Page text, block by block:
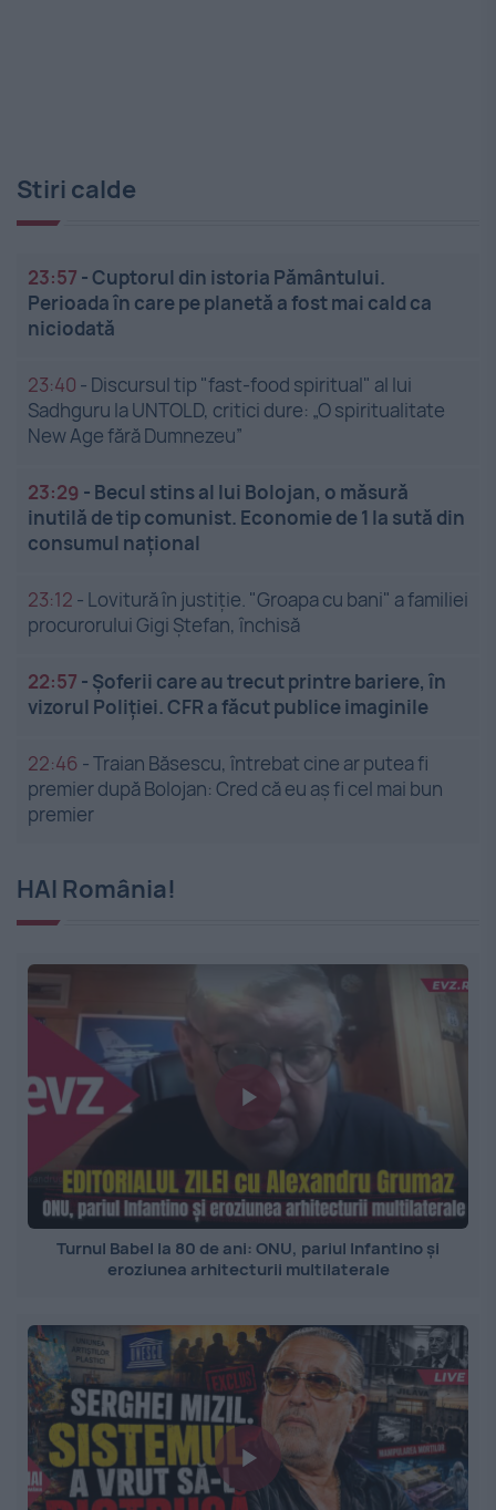
Stiri calde
23:57 -Cuptorul din istoria Pământului.
Perioada în care pe planetă a fost mai cald ca
niciodată
23:40 - Discursul tip "fast-food spiritual" al lui
Sadhguru la UNTOLD, critici dure: „O spiritualitate
New Age fără Dumnezeu”
23:29 - Becul stins al lui Bolojan, o măsură
inutilă de tip comunist. Economie de 1 la sută din
consumul național
23:12 - Lovitură în justiție. "Groapa cu bani" a familiei
procurorului Gigi Ștefan, închisă
22:57 - Șoferii care au trecut printre bariere, în
vizorul Poliției. CFR a făcut publice imaginile
22:46 -Traian Băsescu, întrebat cine ar putea fi
premier după Bolojan: Cred că eu aș fi cel mai bun
premier
HAI România!
Turnul Babel la 80 de ani: ONU, pariul Infantino și
eroziunea arhitecturii multilaterale